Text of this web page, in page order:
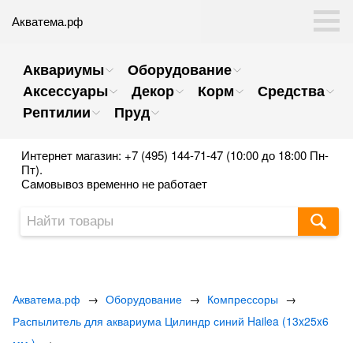
Акватема.рф
Аквариумы
Оборудование
Аксессуары
Декор Корм
Средства
Рептилии
Пруд
Интернет магазин: +7 (495) 144-71-47 (10:00 до 18:00 Пн-
Пт).
Самовывоз временно не работает
Акватема.рф → Оборудование → Компрессоры →
Распылитель для аквариума Цилиндр синий Hailea (13x25x6